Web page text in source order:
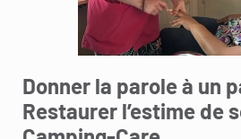
Donner la parole à un
Restaurer l’estime de